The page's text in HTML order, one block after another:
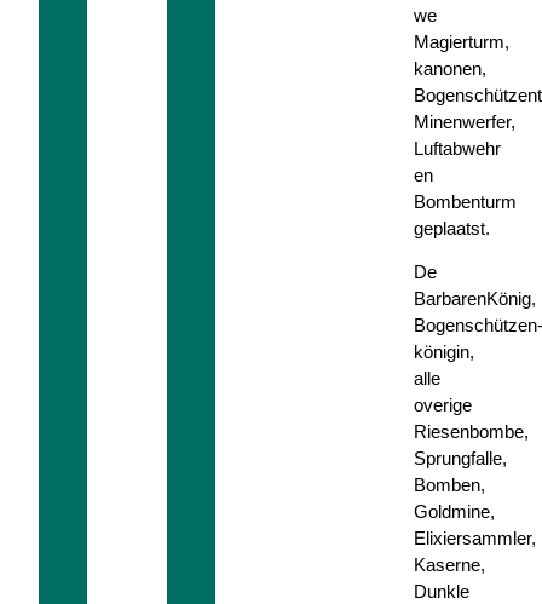
we
Magierturm,
kanonen,
Minenwerfer,
Luftabwehr
en
Bombenturm
geplaatst.
De
BarbarenKönig,
königin,
alle
overige
Riesenbombe,
Sprungfalle,
Bomben,
Goldmine,
Elixiersammler,
Kaserne,
Dunkle